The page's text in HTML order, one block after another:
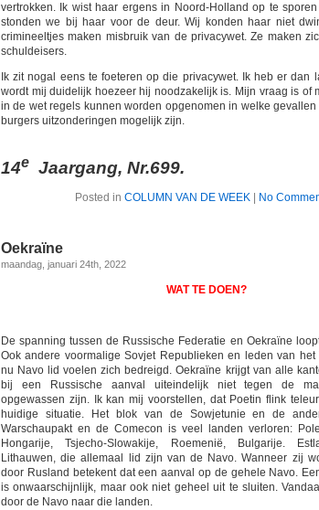
vertrokken. Ik wist haar ergens in Noord-Holland op te
stonden we bij haar voor de deur. Wij konden haar niet
crimineeltjes maken misbruik van de privacywet. Ze maken
schuldeisers.
Ik zit nogal eens te foeteren op die privacywet. Ik heb er dan
wordt mij duidelijk hoezeer hij noodzakelijk is. Mijn vraag is of
in de wet regels kunnen worden opgenomen in welke
burgers uitzonderingen mogelijk zijn.
14e Jaargang, Nr.699.
Posted in COLUMN VAN DE WEEK| No
Oekraïne
maandag, januari 24th, 2022
WAT TE DOEN?
De spanning tussen de Russische Federatie en Oekraïne
Ook andere voormalige Sovjet Republieken en leden van het
nu Navo lid voelen zich bedreigd. Oekraïne krijgt van alle
bij een Russische aanval uiteindelijk niet tegen de
opgewassen zijn. Ik kan mij voorstellen, dat Poetin flink
huidige situatie. Het blok van de Sowjetunie en de
Warschaupakt en de Comecon is veel landen verloren:
Hongarije, Tsjecho-Slowakije, Roemenië, Bulgarije.
Lithauwen, die allemaal lid zijn van de Navo. Wanneer zij
door Rusland betekent dat een aanval op de gehele Navo.
is onwaarschijnlijk, maar ook niet geheel uit te sluiten.
door de Navo naar die landen.